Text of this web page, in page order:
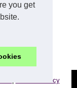
you get
Cookies Policy